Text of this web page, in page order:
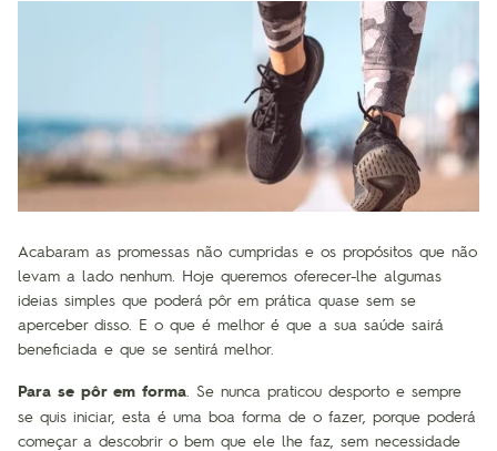
Acabaram as promessas não cumpridas e os propósitos que não
levam a lado nenhum. Hoje queremos oferecer-lhe algumas
ideias simples que poderá pôr em prática quase sem se
aperceber disso. E o que é melhor é que a sua saúde sairá
beneficiada e que se sentirá melhor.
Para se pôr em forma . Se nunca praticou desporto e sempre
se quis iniciar, esta é uma boa forma de o fazer, porque poderá
começar a descobrir o bem que ele lhe faz, sem necessidade